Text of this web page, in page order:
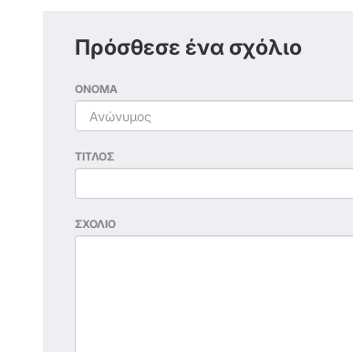
Πρόσθεσε ένα σχόλιο
ΟΝΟΜΑ
ΤΙΤΛΟΣ
ΣΧΟΛΙΟ